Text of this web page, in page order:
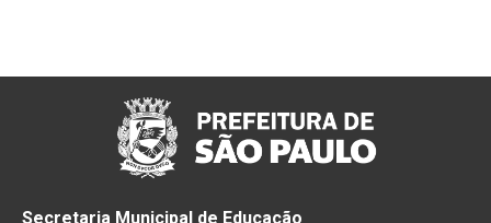
Secretaria Municipal de Educação